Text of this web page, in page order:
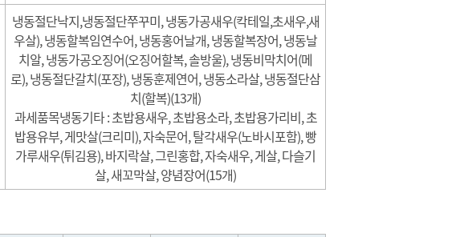
냉동절단낙지,냉동절단쭈꾸미, 냉동가공새우(칵테일,초새우,새
우살), 냉동할복임연수어, 냉동홍어날개, 냉동할복장어, 냉동날
치알, 냉동가공오징어(오징어할복, 솔방울), 냉동비막치어(메
로), 냉동절단갈치(포장), 냉동훈제연어, 냉동소라살, 냉동절단삼
치(할복)(13개)
과세품목냉동기타 : 초밥용새우, 초밥용소라, 초밥용가리비, 초
밥용유부, 게맛살(크리미), 자숙문어, 탈각새우(노바시포함), 빵
가루새우(튀김용), 바지락살, 그린홍합, 자숙새우, 게살, 다슬기
살, 새꼬막살, 양념장어(15개)